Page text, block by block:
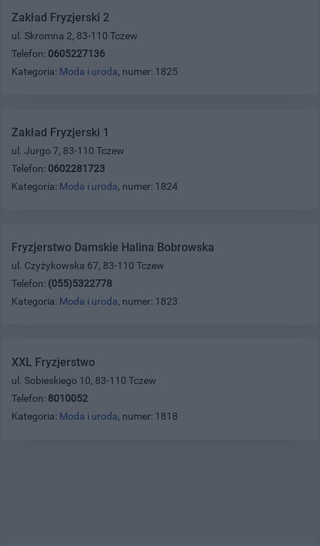
Zakład Fryzjerski 2
ul. Skromna 2, 83-110 Tczew
Telefon: 0605227136
Kategoria: Moda i uroda, numer: 1825
Zakład Fryzjerski 1
ul. Jurgo 7, 83-110 Tczew
Telefon: 0602281723
Kategoria: Moda i uroda, numer: 1824
Fryzjerstwo Damskie Halina Bobrowska
ul. Czyżykowska 67, 83-110 Tczew
Telefon: (055)5322778
Kategoria: Moda i uroda, numer: 1823
XXL Fryzjerstwo
ul. Sobieskiego 10, 83-110 Tczew
Telefon: 8010052
Kategoria: Moda i uroda, numer: 1818